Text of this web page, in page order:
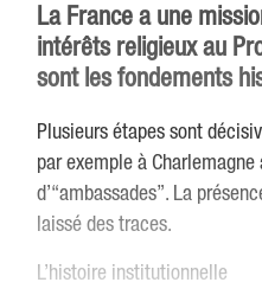
La France a une
intérêts religieux au
sont les fondements
Plusieurs étapes sont
par exemple à
d’“ambassades”. La
laissé des traces.
L’histoire institutionnelle